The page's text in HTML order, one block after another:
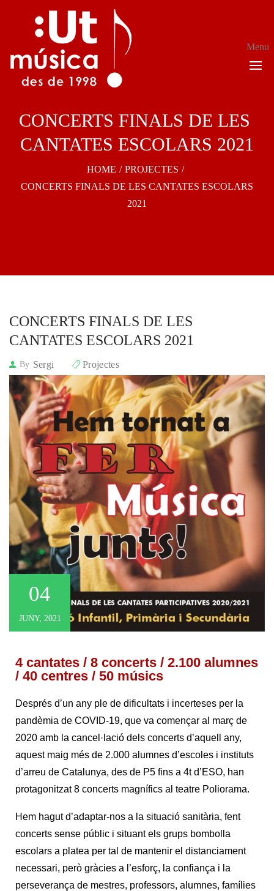
Menu
CONCERTS FINALS DE LES
CANTATES ESCOLARS 2021
HOME / PROJECTES /
CONCERTS FINALS DE LES CANTATES ESCOLARS
2021
CONCERTS FINALS DE LES
CANTATES ESCOLARS 2021
By Sergi Projectes
04
JUNY, 2021
4 cantates / 8 concerts / 2.100 alumnes
/ 40 centres / 50 músics
Després d’un any ple de dificultats i incerteses per la
pandèmia de COVID-19, que va començar al març de
2020 amb la cancel·lació dels concerts d’aquell any,
aquest maig més de 2.000 alumnes d’escoles i instituts
d’arreu de Catalunya, des de P5 fins a 4t d’ESO, han
protagonitzat 8 concerts magnífics al teatre Poliorama.
Hem hagut d’adaptar-nos a la situació sanitària, fent
concerts sense públic i situant els grups bombolla
escolars a platea per tal de mantenir el distanciament
necessari, però gràcies a l’esforç, la confiança i la
perseverança de mestres, professors, alumnes, famílies